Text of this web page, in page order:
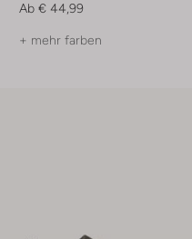
Ab € 44,99
+ mehr farben